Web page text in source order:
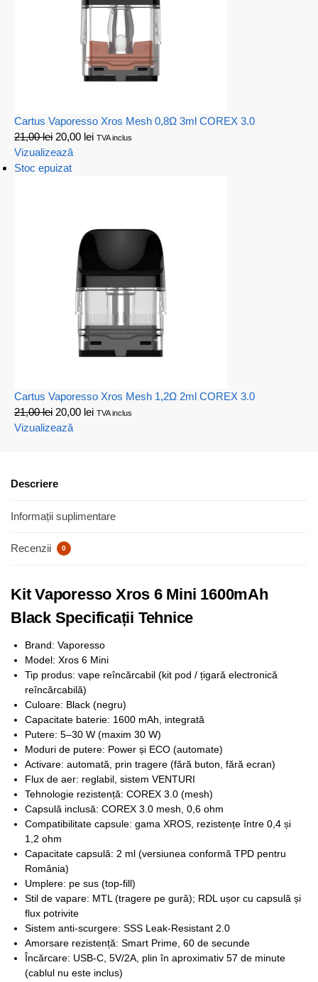
Cartus Vaporesso Xros Mesh 0,8Ω 3ml COREX 3.0
21,00lei 20,00 lei TVA inclus
Vizualizează
Stoc epuizat
Cartus Vaporesso Xros Mesh 1,2Ω 2ml COREX 3.0
21,00lei 20,00 lei TVA inclus
Vizualizează
Descriere
Informații suplimentare
Recenzii 0
Kit Vaporesso Xros 6 Mini 1600mAh
Black Specificații Tehnice
Brand: Vaporesso
Model: Xros 6 Mini
Tip produs: vape reîncărcabil (kit pod / țigară electronică
reîncărcabilă)
Culoare: Black (negru)
Capacitate baterie: 1600 mAh, integrată
Putere: 5–30 W (maxim 30 W)
Moduri de putere: Power și ECO (automate)
Activare: automată, prin tragere (fără buton, fără ecran)
Flux de aer: reglabil, sistem VENTURI
Tehnologie rezistență: COREX 3.0 (mesh)
Capsulă inclusă: COREX 3.0 mesh, 0,6 ohm
Compatibilitate capsule: gama XROS, rezistențe între 0,4 și
1,2 ohm
Capacitate capsulă: 2 ml (versiunea conformă TPD pentru
România)
Umplere: pe sus (top-fill)
Stil de vapare: MTL (tragere pe gură); RDL ușor cu capsulă și
flux potrivite
Sistem anti-scurgere: SSS Leak-Resistant 2.0
Amorsare rezistență: Smart Prime, 60 de secunde
Încărcare: USB-C, 5V/2A, plin în aproximativ 57 de minute
(cablul nu este inclus)